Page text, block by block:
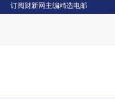
订阅财新网主编精选电邮